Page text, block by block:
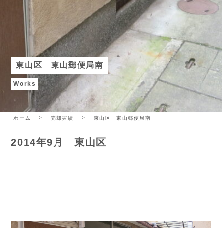
東山区 東山郵便局南
Works
ホーム 売却実績 東山区 東山郵便局南
2014年9月 東山区